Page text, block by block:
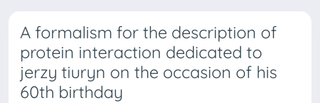
A formalism for the description of
protein interaction dedicated to
jerzy tiuryn on the occasion of his
60th birthday